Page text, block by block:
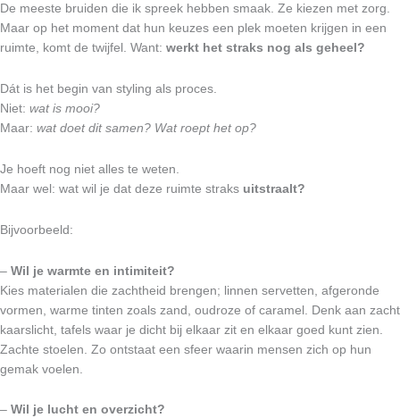
De meeste bruiden die ik spreek hebben smaak. Ze kiezen met zorg.
Maar op het moment dat hun keuzes een plek moeten krijgen in een
ruimte, komt de twijfel. Want: werkt het straks nog als geheel?
Dát is het begin van styling als proces.
Niet: wat is mooi?
Maar: wat doet dit samen? Wat roept het op?
Je hoeft nog niet alles te weten.
Maar wel: wat wil je dat deze ruimte straks uitstraalt?
Bijvoorbeeld:
– Wil je warmte en intimiteit?
Kies materialen die zachtheid brengen; linnen servetten, afgeronde
vormen, warme tinten zoals zand, oudroze of caramel. Denk aan zacht
kaarslicht, tafels waar je dicht bij elkaar zit en elkaar goed kunt zien.
Zachte stoelen. Zo ontstaat een sfeer waarin mensen zich op hun
gemak voelen.
– Wil je lucht en overzicht?